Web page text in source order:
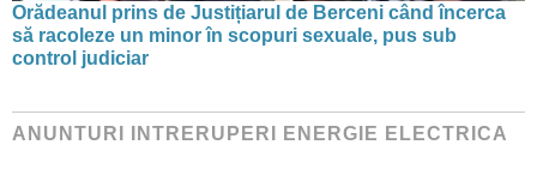
Orădeanul prins de Justițiarul de Berceni când încerca
să racoleze un minor în scopuri sexuale, pus sub
control judiciar
ANUNTURI INTRERUPERI ENERGIE ELECTRICA